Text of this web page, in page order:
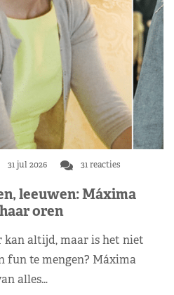
31 jul 2026 31 reacties
leeuwen: Máxima
oren
kan altijd, maar is het niet
fun te mengen? Máxima
alles…